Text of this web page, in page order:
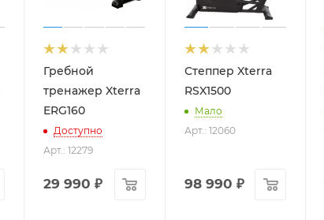
Гребной
тренажер Xterra
ERG160
Доступно
Арт.: 12279
29 990 ₽
Степпер Xterra
RSX1500
Мало
Арт.: 12060
98 990 ₽